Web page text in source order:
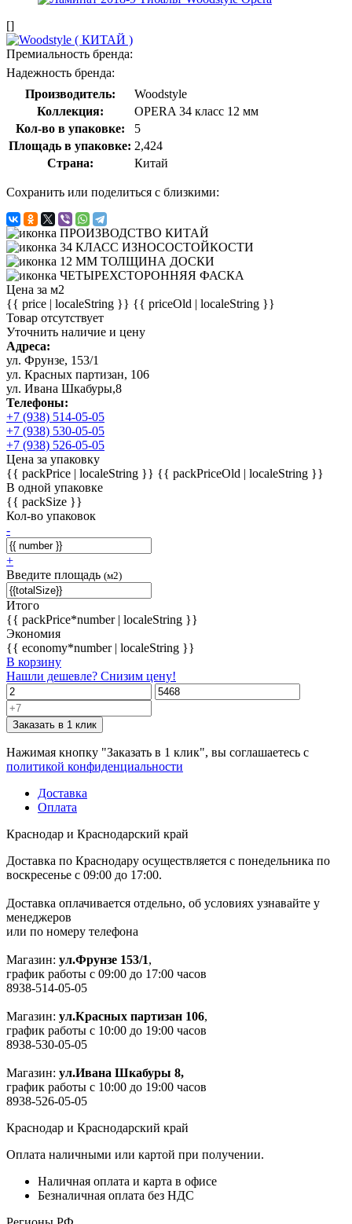
[]
Премиальность бренда:
Надежность бренда:
Производитель:
Woodstyle
Коллекция:
OPERA 34 класс 12 мм
Кол-во в упаковке:
5
Площадь в упаковке: 2,424
Страна:
Китай
Сохранить или поделиться с близкими:
Цена за м2
{{ price | localeString }} {{ priceOld | localeString }}
Товар отсутствует
Уточнить наличие и цену
Адреса:
ул. Фрунзе, 153/1
ул. Красных партизан, 106
ул. Ивана Шкабуры,8
Телефоны:
+7 (938) 514-05-05
+7 (938) 530-05-05
+7 (938) 526-05-05
Цена за упаковку
{{ packPrice | localeString }} {{ packPriceOld | localeString }}
В одной упаковке
{{ packSize }}
Кол-во упаковок
-
+
Введите площадь (м2)
Итого
{{ packPrice*number | localeString }}
Экономия
{{ economy*number | localeString }}
В корзину
Нашли дешевле? Снизим цену!
Заказать в 1 клик
Нажимая кнопку "Заказать в 1 клик", вы соглашаетесь с
политикой конфиденциальности
Доставка
Оплата
Краснодар и Краснодарский край
Доставка по Краснодару осуществляется с понедельника по
воскресенье с 09:00 до 17:00.
Доставка оплачивается отдельно, об условиях узнавайте у
менеджеров
или по номеру телефона
Магазин: ул.Фрунзе 153/1,
график работы с 09:00 до 17:00 часов
8938-514-05-05
Магазин: ул.Красных партизан 106,
график работы с 10:00 до 19:00 часов
8938-530-05-05
Магазин: ул.Ивана Шкабуры 8,
график работы с 10:00 до 19:00 часов
8938-526-05-05
Краснодар и Краснодарский край
Оплата наличными или картой при получении.
Наличная оплата и карта в офисе
Безналичная оплата без НДС